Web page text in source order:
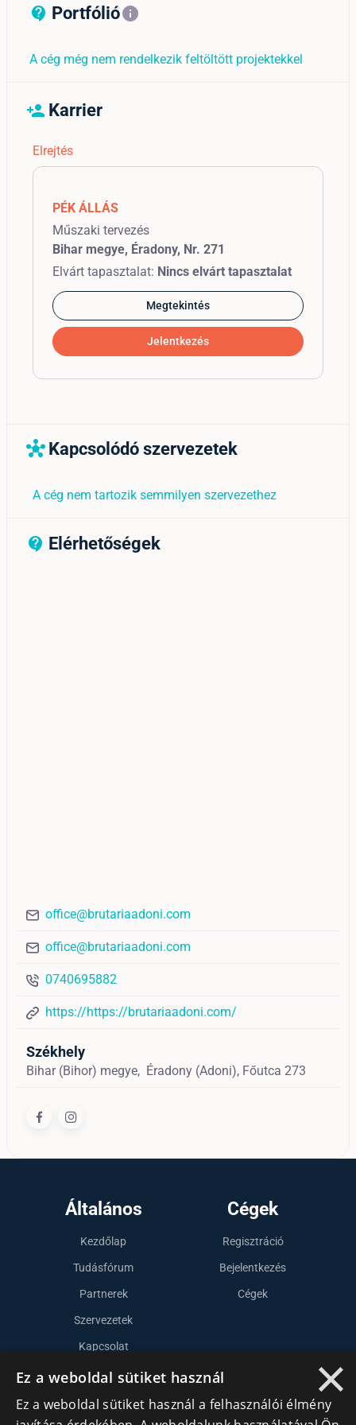
contact_support_outline
Portfólióinfo
A cég még nem rendelkezik feltöltött projektekkel
person_add Karrier
Elrejtés
PÉK ÁLLÁS
Műszaki tervezés
Bihar megye, Éradony, Nr. 271
Elvárt tapasztalat: Nincs elvárt tapasztalat
Megtekintés
Jelentkezés
hub Kapcsolódó szervezetek
A cég nem tartozik semmilyen szervezethez
contact_support_outline
Elérhetőségek
office@brutariaadoni.com
office@brutariaadoni.com
0740695882
https://https://brutariaadoni.com/
Székhely
Bihar (Bihor) megye, Éradony (Adoni), Főutca 273
Általános
Kezdőlap
Tudásfórum
Partnerek
Szervezetek
Kapcsolat
Cégek
Regisztráció
Bejelentkezés
Cégek
Lépj kapcsolatba velünk ×
Ez a weboldal sütiket használ
Ez a weboldal sütiket használ a felhasználói élmény